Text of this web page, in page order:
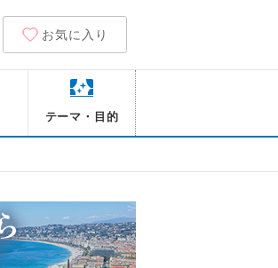
お気に入り
テーマ・目的